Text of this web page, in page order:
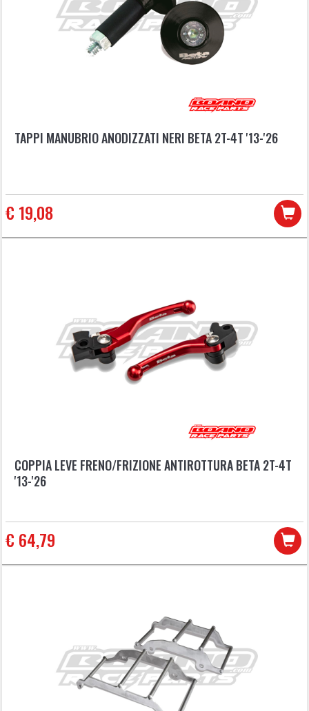
TAPPI MANUBRIO ANODIZZATI NERI BETA 2T-4T '13-'26
€ 19,08
COPPIA LEVE FRENO/FRIZIONE ANTIROTTURA BETA 2T-4T
'13-'26
€ 64,79